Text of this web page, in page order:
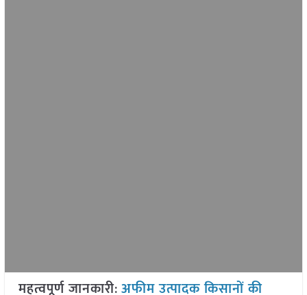
महत्वपूर्ण जानकारी:अफीम उत्पादक किसानों की